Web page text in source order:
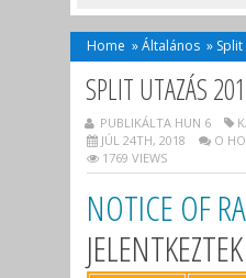
Home »Általános »
SPLIT UTAZÁS
PUBLIKÁLTA HUN 6
JÚL 24TH, 2018
O
1769 VIEWS
NOTICE OF
JELENTKEZTEK